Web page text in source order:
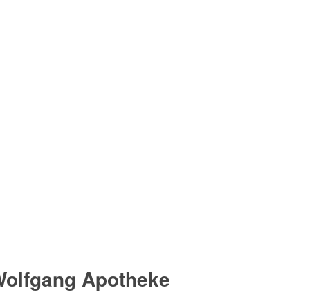
Apotheke